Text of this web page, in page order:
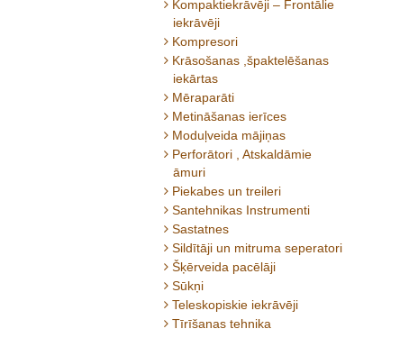
Kompaktiekrāvēji – Frontālie
iekrāvēji
Kompresori
Krāsošanas ,špaktelēšanas
iekārtas
Mēraparāti
Metināšanas ierīces
Moduļveida mājiņas
Perforātori , Atskaldāmie
āmuri
Piekabes un treileri
Santehnikas Instrumenti
Sastatnes
Sildītāji un mitruma seperatori
Šķērveida pacēlāji
Sūkņi
Teleskopiskie iekrāvēji
Tīrīšanas tehnika